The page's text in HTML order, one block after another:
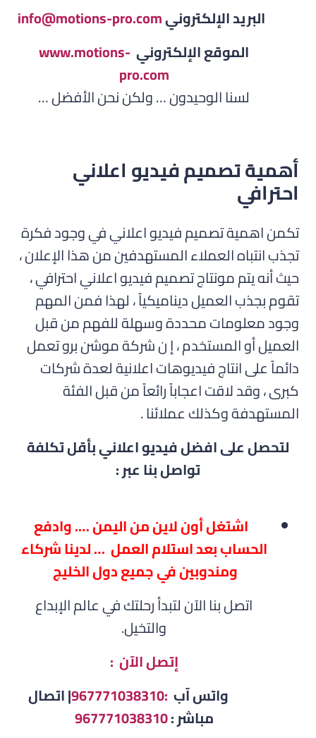
البريد الإلكترونيinfo@motions-pro.com
الموقع الإلكتروني www.motions-
pro.com
لسنا الوحيدون … ولكن نحن الأفضل …
أهمية تصميم فيديو اعلاني
احترافي
تكمن اهمية تصميم فيديو اعلاني في وجود فكرة
تجذب انتباه العملاء المستهدفين من هذا الإعلان ،
حيث أنه يتم مونتاج تصميم فيديو اعلاني احترافي ،
تقوم بجذب العميل ديناميكياً ، لهذا فمن المهم
وجود معلومات محددة وسهلة للفهم من قبل
العميل أو المستخدم ، إ ن شركة موشن برو تعمل
دائماً على انتاج فيديوهات اعلانية لعدة شركات
كبرى ، وقد لاقت اعجاباً رائعاً من قبل الفئة
المستهدفة وكذلك عملائنا .
لتحصل على افضل فيديو اعلاني بأقل تكلفة
تواصل بنا عبر :
اشتغل أون لاين من اليمن …. وادفع
الحساب بعد استلام العمل … لدينا شركاء
ومندوبين في جميع دول الخليج
اتصل بنا الآن لتبدأ رحلتك في عالم الإبداع
والتخيل.
إتصل الآن :
واتس آب :967771038310
| اتصال
مباشر :967771038310